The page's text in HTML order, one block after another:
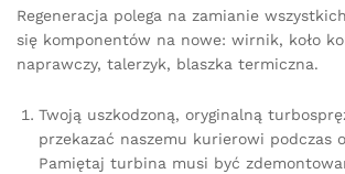
Regeneracja polega na zamianie
się komponentów na nowe: wirnik, koło
naprawczy, talerzyk, blaszka termiczna.
Twoją uszkodzoną, oryginalną
przekazać naszemu kurierowi podczas
Pamiętaj turbina musi być